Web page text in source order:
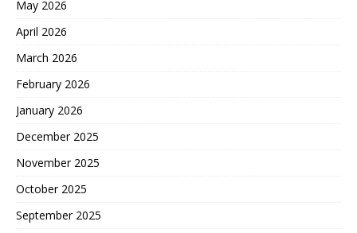
May 2026
April 2026
March 2026
February 2026
January 2026
December 2025
November 2025
October 2025
September 2025